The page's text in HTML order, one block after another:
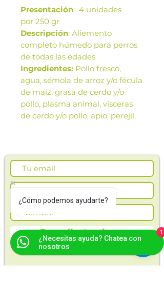
Presentación: 4 unidades
por 250 gr
Descripción: Aliemento
completo húmedo para perros
de todas las edades
Ingredientes: Pollo fresco,
agua, sémola de arroz y/o fécula
de maíz, grasa de cerdo y/o
pollo, plasma animal, vísceras
de cerdo y/o pollo, apio, perejil,
magnesio, vitaminas A,D,E,
cobre, zinc).
Beneficios:
son de referencia. Los tamaños,
presentación y colores de la
imagen pueden variar según
cosechas o producción.
Suscríbete ahora
¿Cómo podemos ayudarte?
¿Necesitas ayuda? Chatea con
nosotros
1